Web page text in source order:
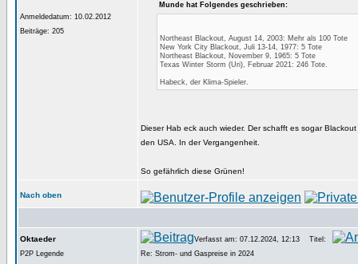
Anmeldedatum: 10.02.2012
Beiträge: 205
Munde hat Folgendes geschrieben:
Northeast Blackout, August 14, 2003: Mehr als 100 Tote
New York City Blackout, Juli 13-14, 1977: 5 Tote
Northeast Blackout, November 9, 1965: 5 Tote
Texas Winter Storm (Uri), Februar 2021: 246 Tote.
Habeck, der Klima-Spieler.
Dieser Hab eck auch wieder. Der schafft es sogar
den USA. In der Vergangenheit.
So gefährlich diese Grünen!
Nach oben
Oktaeder
P2P Legende
Verfasst am: 07.12.2024, 12:13
Titel:
Re: Strom- und Gaspreise in 2024